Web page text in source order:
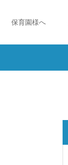
保育園様へ